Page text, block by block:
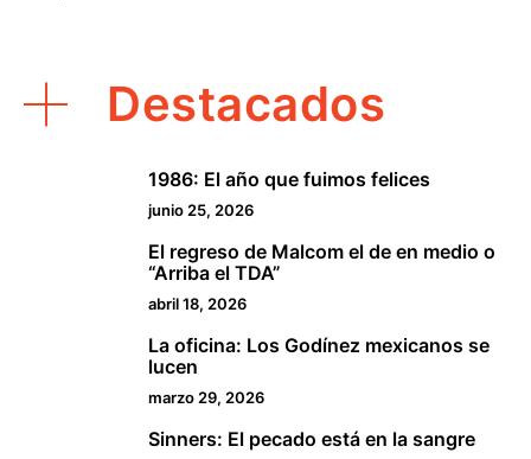
Destacados
1986: El año que fuimos felices
junio 25, 2026
El regreso de Malcom el de en medio o
“Arriba el TDA”
abril 18, 2026
La oficina: Los Godínez mexicanos se
lucen
marzo 29, 2026
Sinners: El pecado está en la sangre